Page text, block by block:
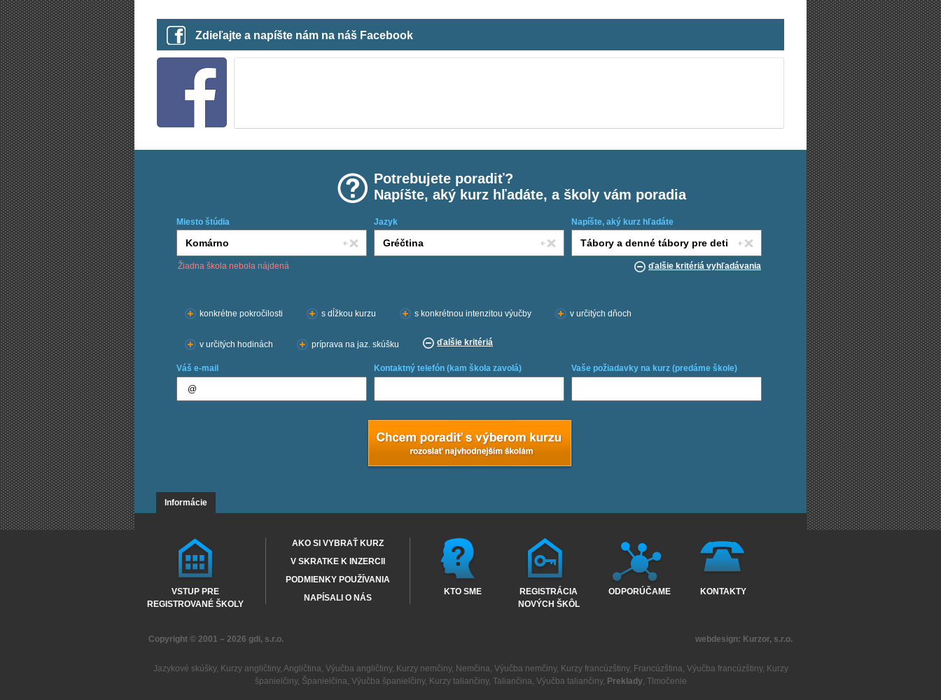
Zdieľajte a napíšte nám na náš Facebook
Potrebujete poradiť?
Napíšte, aký kurz hľadáte, a školy vám poradia
Miesto štúdia Jazyk Napíšte, aký kurz hľadáte
Žiadna škola nebola nájdená ďalšie kritériá vyhľadávania
konkrétne pokročilosti
s dĺžkou kurzu s konkrétnou intenzitou výučby v určitých dňoch
v určitých hodinách príprava na jaz. skúšku ďalšie kritériá
Váš e-mail Kontaktný telefón (kam škola zavolá) Vaše požiadavky na kurz (predáme škole)
Informácie
VSTUP PRE
REGISTROVANÉ ŠKOLY
AKO SI VYBRAŤ KURZ
V SKRATKE K INZERCII
PODMIENKY POUŽÍVANIA
NAPÍSALI O NÁS
KTO SME
REGISTRÁCIA
NOVÝCH ŠKÔL
ODPORÚČAME KONTAKTY
Copyright © 2001 – 2026 gdi, s.r.o. webdesign: Kurzor, s.r.o.
Jazykové skúšky, Kurzy angličtiny, Angličtina, Výučba angličtiny, Kurzy nemčiny, Nemčina, Výučba nemčiny, Kurzy francúzštiny, Francúzština, Výučba francúzštiny, Kurzy
španielčiny, Španielčina, Výučba španielčiny, Kurzy taliančiny, Taliančina, Výučba taliančiny, Preklady, Tlmočenie